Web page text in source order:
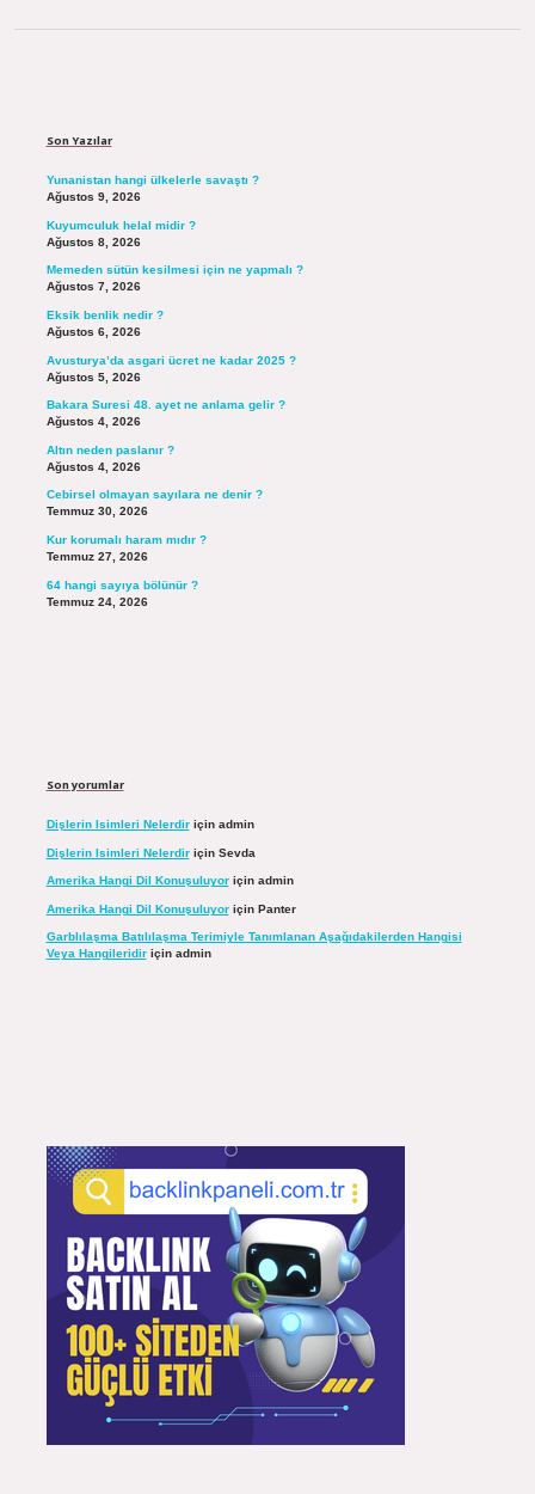
Son Yazılar
Yunanistan hangi ülkelerle savaştı ?
Ağustos 9, 2026
Kuyumculuk helal midir ?
Ağustos 8, 2026
Memeden sütün kesilmesi için ne yapmalı ?
Ağustos 7, 2026
Eksik benlik nedir ?
Ağustos 6, 2026
Avusturya’da asgari ücret ne kadar 2025 ?
Ağustos 5, 2026
Bakara Suresi 48. ayet ne anlama gelir ?
Ağustos 4, 2026
Altın neden paslanır ?
Ağustos 4, 2026
Cebirsel olmayan sayılara ne denir ?
Temmuz 30, 2026
Kur korumalı haram mıdır ?
Temmuz 27, 2026
64 hangi sayıya bölünür ?
Temmuz 24, 2026
Son yorumlar
Dişlerin Isimleri Nelerdiriçin admin
Dişlerin Isimleri Nelerdiriçin Sevda
Amerika Hangi Dil Konuşuluyoriçin admin
Amerika Hangi Dil Konuşuluyoriçin Panter
Garblılaşma Batılılaşma Terimiyle Tanımlanan Aşağıdakilerden Hangisi
Veya Hangileridiriçin admin